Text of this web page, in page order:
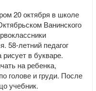
20 октября в школе
Ванинского
58-летний педагог
в букваре.
на ребенка,
голове и груди. После
учебник.